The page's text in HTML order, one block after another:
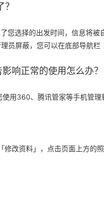
您选择的出发时间，信息将被
员屏蔽，您可以在底部导航
响正常的使用怎么办？
用360、腾讯管家等手机管理
改资料」，点击页面上方的